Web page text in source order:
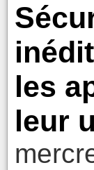
les
leur